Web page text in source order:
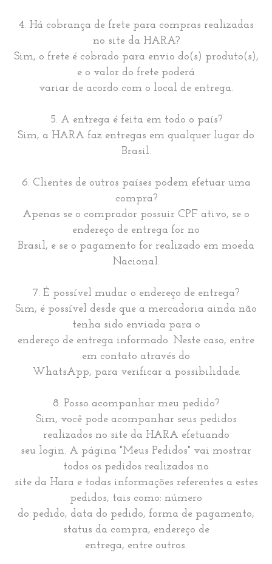
4. Há cobrança de frete para compras realizadas
no site da HARA?
Sim, o frete é cobrado para envio do(s) produto(s),
e o valor do frete poderá
variar de acordo com o local de entrega.
5. A entrega é feita em todo o país?
Sim, a HARA faz entregas em qualquer lugar do
Brasil.
6. Clientes de outros países podem efetuar uma
compra?
Apenas se o comprador possuir CPF ativo, se o
endereço de entrega for no
Brasil, e se o pagamento for realizado em moeda
Nacional.
7. É possível mudar o endereço de entrega?
Sim, é possível desde que a mercadoria ainda não
tenha sido enviada para o
endereço de entrega informado. Neste caso, entre
em contato através do
WhatsApp, para verificar a possibilidade.
8. Posso acompanhar meu pedido?
Sim, você pode acompanhar seus pedidos
realizados no site da HARA efetuando
seu login. A página "Meus Pedidos" vai mostrar
todos os pedidos realizados no
site da Hara e todas informações referentes a estes
pedidos, tais como: número
do pedido, data do pedido, forma de pagamento,
status da compra, endereço de
entrega, entre outros.